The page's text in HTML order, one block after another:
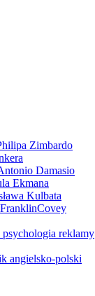
Zimbardo
Damasio
Ekmana
Kulbata
reklamy
angielsko-polski